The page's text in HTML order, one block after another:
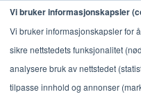
Vi bruker informasjonskapsler
Vi bruker informasjonskapsler for
sikre nettstedets funksjonalitet
analysere bruk av nettstedet
tilpasse innhold og annonser